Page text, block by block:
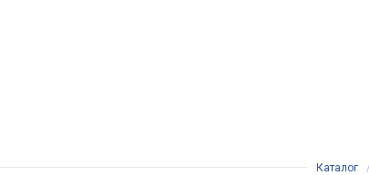
Каталог